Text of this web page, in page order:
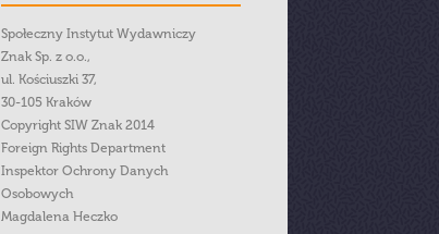
Społeczny Instytut Wydawniczy
Znak Sp. z o.o.,
ul. Kościuszki 37,
30-105 Kraków
Copyright SIW Znak 2014
Foreign Rights Department
Inspektor Ochrony Danych
Osobowych
Magdalena Heczko